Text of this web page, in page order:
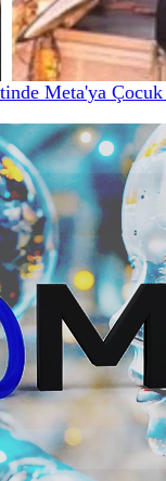
Meta'ya